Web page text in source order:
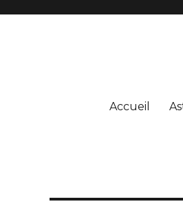
Accueil